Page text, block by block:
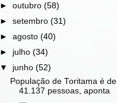
►outubro(58)
►setembro(31)
►agosto(40)
► julho(34)
▼ junho(52)
População de Toritama é de
41.137 pessoas, aponta